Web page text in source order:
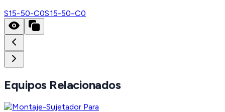
S15-50-C0S15-50-C0
Equipos Relacionados